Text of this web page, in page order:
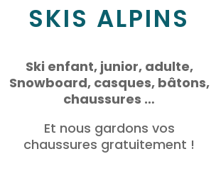
SKIS ALPINS
Ski enfant, junior, adulte,
Snowboard, casques, bâtons,
chaussures …
Et nous gardons vos
chaussures gratuitement !